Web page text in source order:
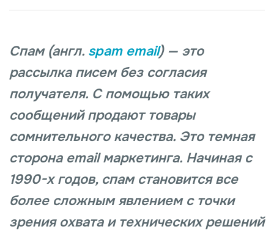
Спам (англ. spam email) — это
рассылка писем без согласия
получателя. С помощью таких
сообщений продают товары
сомнительного качества. Это темная
сторона email маркетинга. Начиная с
1990-х годов, спам становится все
более сложным явлением с точки
зрения охвата и технических решений